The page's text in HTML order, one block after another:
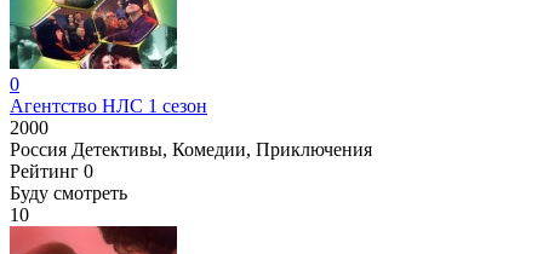
0
Агентство НЛС 1 сезон
2000
Россия Детективы, Комедии, Приключения
Рейтинг 0
Буду смотреть
10